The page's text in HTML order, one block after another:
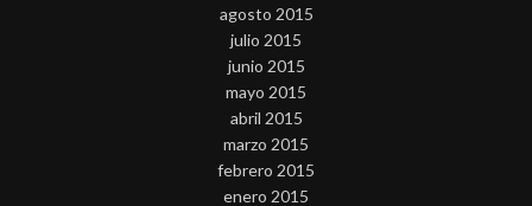
agosto 2015
julio 2015
junio 2015
mayo 2015
abril 2015
marzo 2015
febrero 2015
enero 2015